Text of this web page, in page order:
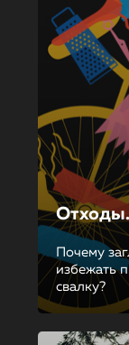
Почему
избежать
свалку?